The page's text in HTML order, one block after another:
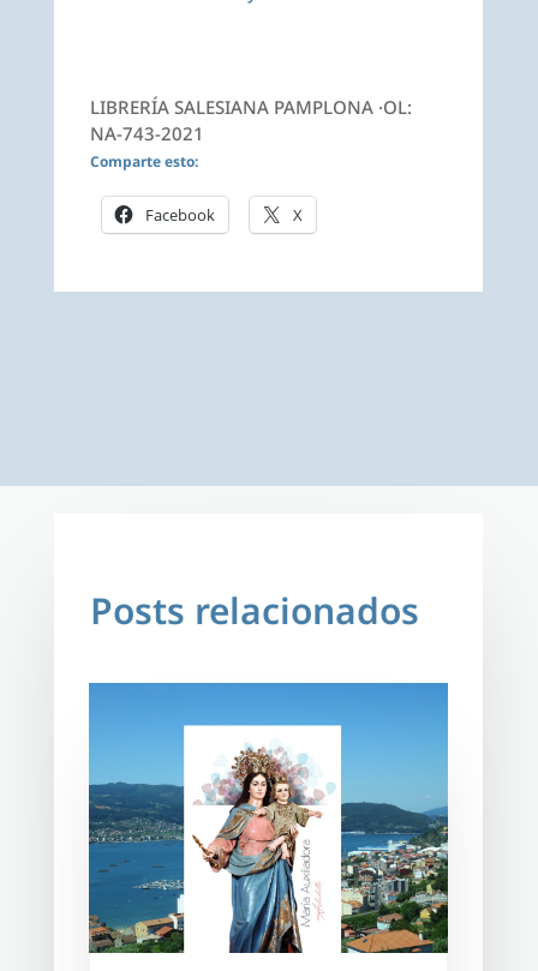
LIBRERÍA SALESIANA PAMPLONA ·OL:
NA-743-2021
Comparte esto:
Facebook X
Posts relacionados